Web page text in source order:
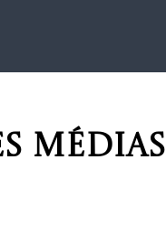
médias